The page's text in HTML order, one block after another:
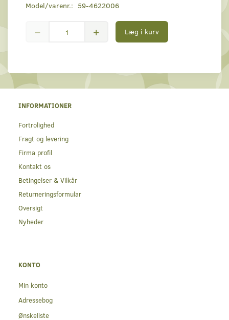
Model/varenr.: 59-4622006
Læg i kurv
INFORMATIONER
Fortrolighed
Fragt og levering
Firma profil
Kontakt os
Betingelser & Vilkår
Returneringsformular
Oversigt
Nyheder
KONTO
Min konto
Adressebog
Ønskeliste